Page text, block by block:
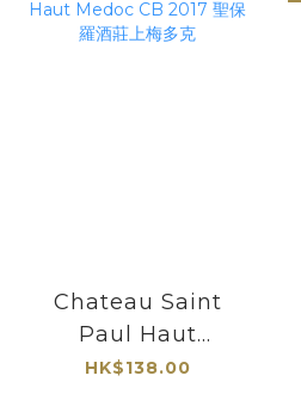
Chateau Saint
Paul Haut
Medoc CB 2017
HK$138.00